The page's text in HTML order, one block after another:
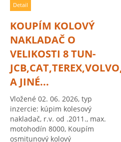
Detail
KOUPÍM KOLOVÝ
NAKLADAČ O
VELIKOSTI 8 TUN-
A JINÉ...
Vložené 02. 06. 2026, typ
inzercie: kúpim kolesový
nakladač, r.v. od .2011., max.
motohodín 8000, Koupím
osmitunový kolový